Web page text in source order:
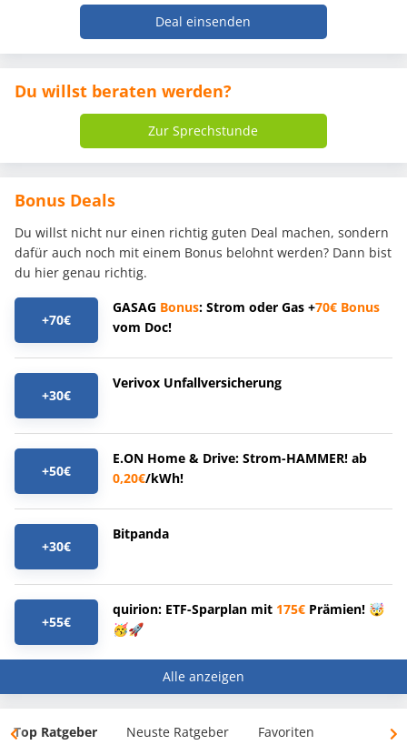
Deal einsenden
Du willst beraten werden?
Zur Sprechstunde
Bonus Deals
Du willst nicht nur einen richtig guten Deal machen, sondern
dafür auch noch mit einem Bonus belohnt werden? Dann bist
du hier genau richtig.
+70€
GASAG Bonus: Strom oder Gas +70€ Bonus
vom Doc!
+30€
Verivox Unfallversicherung
+50€
E.ON Home & Drive: Strom-HAMMER! ab
0,20€/kWh!
+30€
Bitpanda
+55€
quirion: ETF-Sparplan mit 175€ Prämien! 🤯
🥳🚀
Alle anzeigen
Top Ratgeber Neuste Ratgeber Favoriten